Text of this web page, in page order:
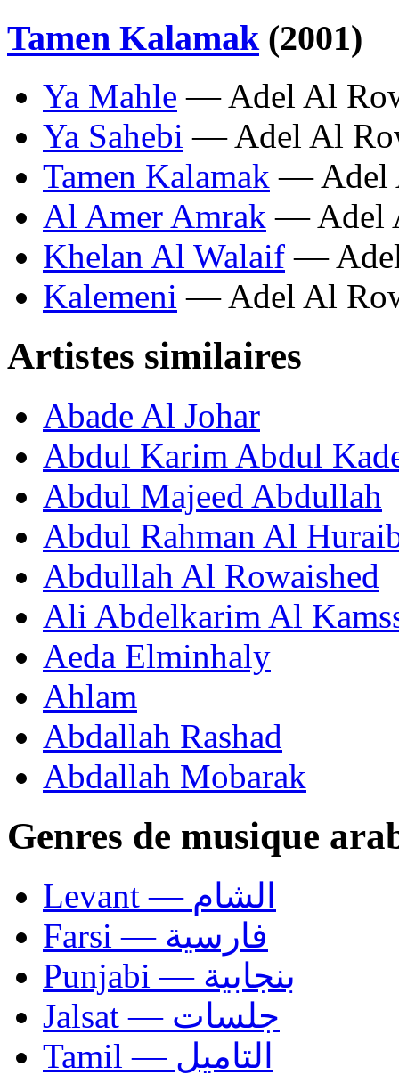
Tamen Kalamak(2001)
Ya Mahle — Adel Al
Ya Sahebi — Adel Al
Tamen Kalamak — Adel
Al Amer Amrak — Adel
Khelan Al Walaif —
Kalemeni — Adel Al
Artistes similaires
Abade Al Johar
Abdul Karim Abdul
Abdul Majeed Abdullah
Abdul Rahman Al
Abdullah Al Rowaished
Ali Abdelkarim Al
Aeda Elminhaly
Ahlam
Abdallah Rashad
Abdallah Mobarak
Genres de musique
Levant — الشام
Farsi — فارسية
Punjabi — بنجابية
Jalsat — جلسات
Tamil — التاميل